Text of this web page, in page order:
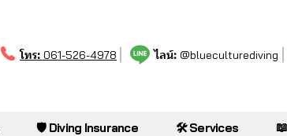
โทร: 061-526-4978 ไลน์: @blueculturediving
🛡️ Diving Insurance 🛠️ Services